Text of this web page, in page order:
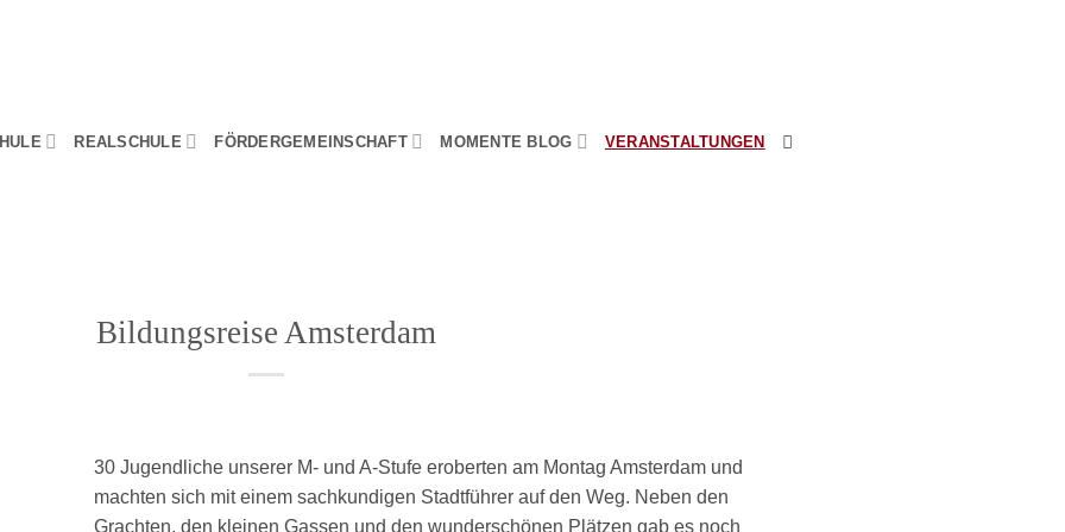
REALSCHULE FÖRDERGEMEINSCHAFT MOMENTE BLOG VERANSTALTUNGEN
Bildungsreise Amsterdam
30 Jugendliche unserer M- und A-Stufe eroberten am Montag Amsterdam und
machten sich mit einem sachkundigen Stadtführer auf den Weg. Neben den
Grachten, den kleinen Gassen und den wunderschönen Plätzen gab es noch